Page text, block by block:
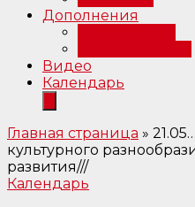
Дополнения
Видео
Календарь
Главная страница »
культурного
развития///
Календарь